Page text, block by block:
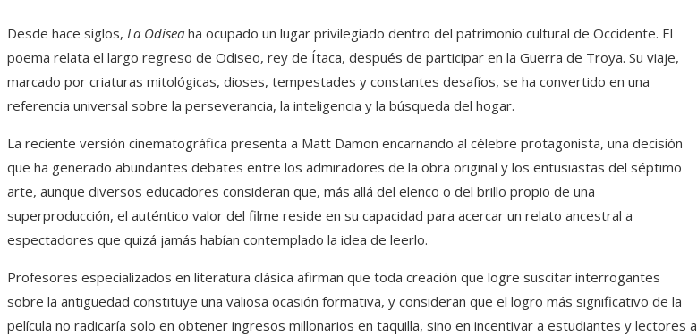
Desde hace siglos, La Odisea ha ocupado un lugar privilegiado dentro del patrimonio cultural de Occidente. El
poema relata el largo regreso de Odiseo, rey de Ítaca, después de participar en la Guerra de Troya. Su viaje,
marcado por criaturas mitológicas, dioses, tempestades y constantes desafíos, se ha convertido en una
referencia universal sobre la perseverancia, la inteligencia y la búsqueda del hogar.
La reciente versión cinematográfica presenta a Matt Damon encarnando al célebre protagonista, una decisión
que ha generado abundantes debates entre los admiradores de la obra original y los entusiastas del séptimo
arte, aunque diversos educadores consideran que, más allá del elenco o del brillo propio de una
superproducción, el auténtico valor del filme reside en su capacidad para acercar un relato ancestral a
espectadores que quizá jamás habían contemplado la idea de leerlo.
Profesores especializados en literatura clásica afirman que toda creación que logre suscitar interrogantes
sobre la antigüedad constituye una valiosa ocasión formativa, y consideran que el logro más significativo de la
película no radicaría solo en obtener ingresos millonarios en taquilla, sino en incentivar a estudiantes y lectores a